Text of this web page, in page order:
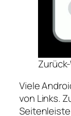
Viele
von Links.